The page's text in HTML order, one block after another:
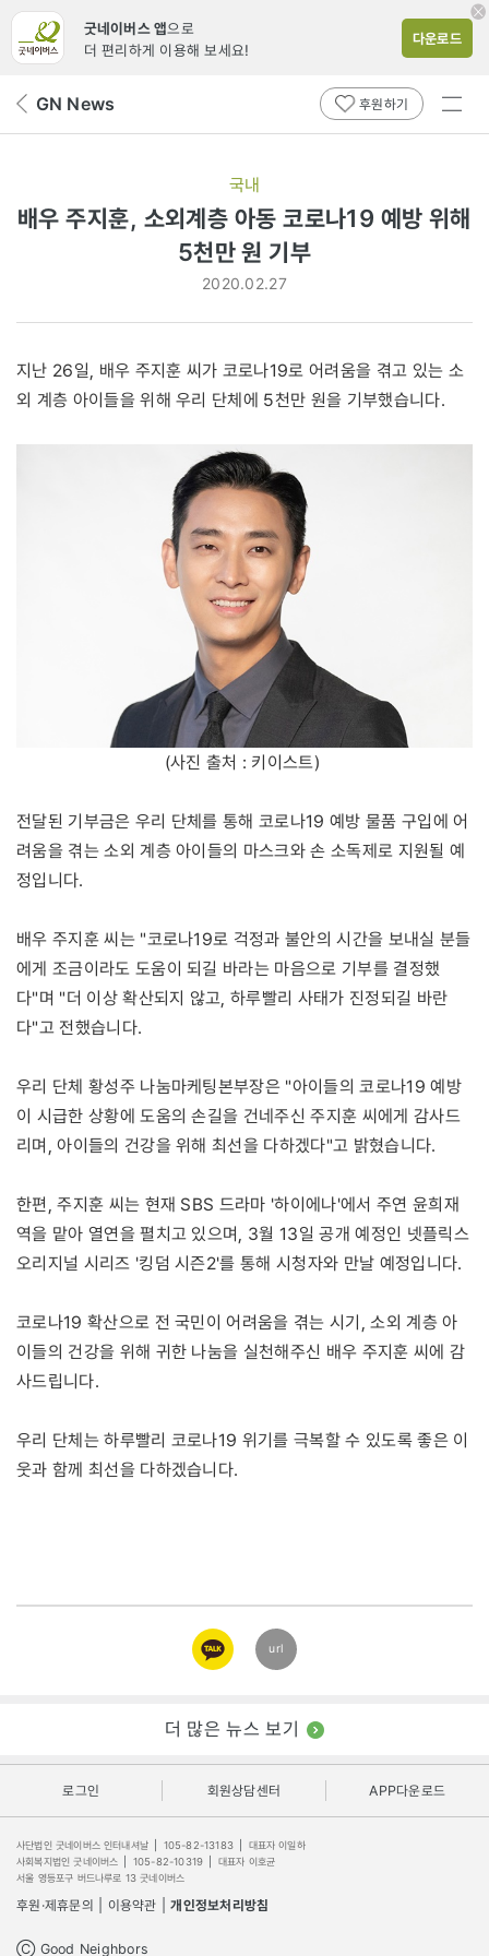
굿네이버스 앱으로
더 편리하게 이용해 보세요!
다운로드
뒤 GN News 후원하기
전체
국내
배우 주지훈, 소외계층 아동 코로나19 예방 위해
5천만 원 기부
2020.02.27
지난 26일, 배우 주지훈 씨가 코로나19로 어려움을 겪고 있는 소
외 계층 아이들을 위해 우리 단체에 5천만 원을 기부했습니다.
(사진 출처 : 키이스트)
전달된 기부금은 우리 단체를 통해 코로나19 예방 물품 구입에 어
려움을 겪는 소외 계층 아이들의 마스크와 손 소독제로 지원될 예
정입니다.
배우 주지훈 씨는 "코로나19로 걱정과 불안의 시간을 보내실 분들
에게 조금이라도 도움이 되길 바라는 마음으로 기부를 결정했
다"며 "더 이상 확산되지 않고, 하루빨리 사태가 진정되길 바란
다"고 전했습니다.
우리 단체 황성주 나눔마케팅본부장은 "아이들의 코로나19 예방
이 시급한 상황에 도움의 손길을 건네주신 주지훈 씨에게 감사드
리며, 아이들의 건강을 위해 최선을 다하겠다"고 밝혔습니다.
한편, 주지훈 씨는 현재 SBS 드라마 '하이에나'에서 주연 윤희재
역을 맡아 열연을 펼치고 있으며, 3월 13일 공개 예정인 넷플릭스
오리지널 시리즈 '킹덤 시즌2'를 통해 시청자와 만날 예정입니다.
코로나19 확산으로 전 국민이 어려움을 겪는 시기, 소외 계층 아
이들의 건강을 위해 귀한 나눔을 실천해주신 배우 주지훈 씨에 감
사드립니다.
우리 단체는 하루빨리 코로나19 위기를 극복할 수 있도록 좋은 이
웃과 함께 최선을 다하겠습니다.
카카오
링크
url
더 많은 뉴스 보기
로그인 회원상담센터 APP다운로드
사단법인 굿네이버스 인터내셔날 105-82-13183
대표자 이일하
사회복지법인 굿네이버스
105-82-10319
대표자 이호균
서울 영등포구 버드나루로 13 굿네이버스
후원·제휴문의 이용약관 개인정보처리방침
Ⓒ Good Neighbors